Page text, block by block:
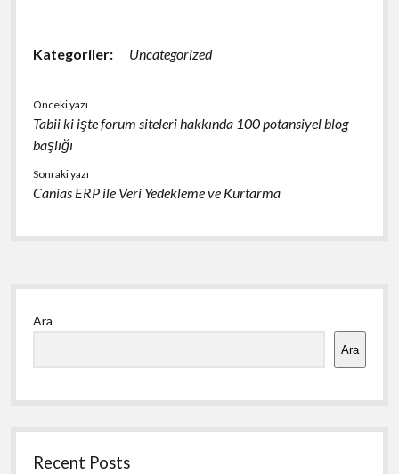
Kategoriler: Uncategorized
Önceki yazı
Tabii ki işte forum siteleri hakkında 100 potansiyel blog
başlığı
Sonraki yazı
Canias ERP ile Veri Yedekleme ve Kurtarma
Yan
Menü
Ara
Ara
Recent Posts